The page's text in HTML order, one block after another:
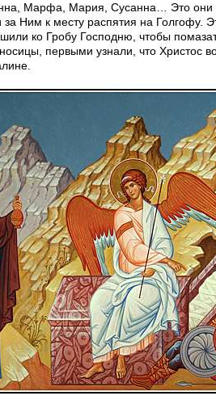
Марфа, Мария, Сусанна… Это они
Ним к месту распятия на Голгофу.
ко Гробу Господню, чтобы
первыми узнали, что Христос